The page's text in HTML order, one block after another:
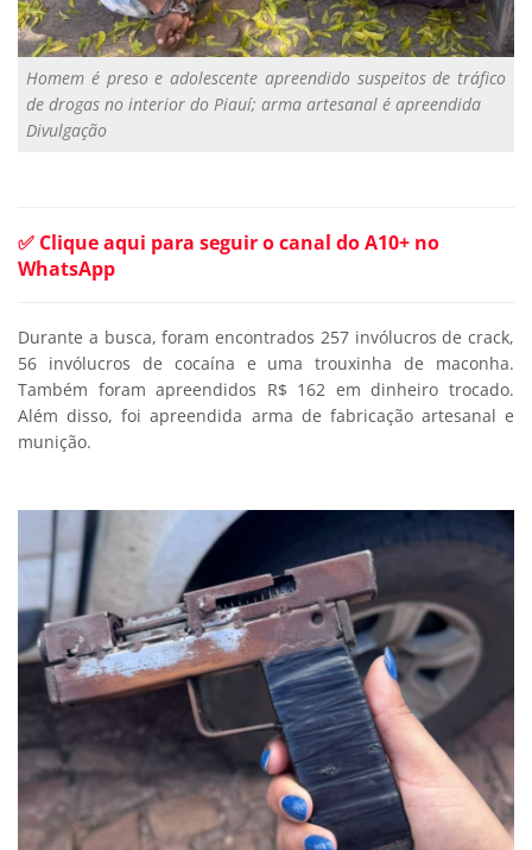
Homem é preso e adolescente apreendido suspeitos de tráfico
de drogas no interior do Piauí; arma artesanal é apreendida
Divulgação
✅ Clique aqui para seguir o canal do A10+ no
WhatsApp
Durante a busca, foram encontrados 257 invólucros de crack,
56 invólucros de cocaína e uma trouxinha de maconha.
Também foram apreendidos R$ 162 em dinheiro trocado.
Além disso, foi apreendida arma de fabricação artesanal e
munição.